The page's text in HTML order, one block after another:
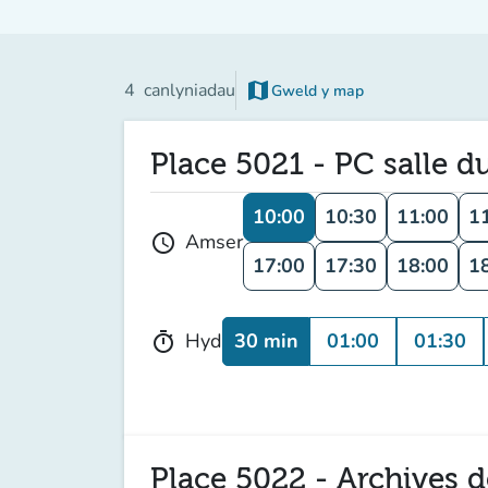
4 canlyniadau map Gweld y map
(tab newydd)
Place 5021 - PC salle
schedule Amser
10:00 10:30 11:00
17:00
17:30 18:00
timer Hyd 30 min 01:00 01:30
Place 5022 - Archives